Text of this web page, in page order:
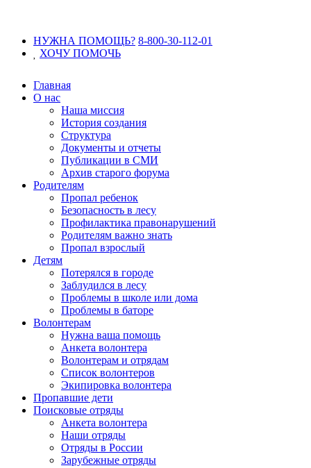
НУЖНА ПОМОЩЬ? 8-800-30-112-01
ХОЧУПОМОЧЬ
Главная
О нас
Наша миссия
История создания
Структура
Документы и отчеты
Публикации в СМИ
Архив старого форума
Родителям
Пропал ребенок
Безопасность в лесу
Профилактика правонарушений
Родителям важно знать
Пропал взрослый
Детям
Потерялся в городе
Заблудился в лесу
Проблемы в школе или дома
Проблемы в баторе
Волонтерам
Нужна ваша помощь
Анкета волонтера
Волонтерам и отрядам
Список волонтеров
Экипировка волонтера
Пропавшие дети
Поисковые отряды
Анкета волонтера
Наши отряды
Отряды в России
Зарубежные отряды